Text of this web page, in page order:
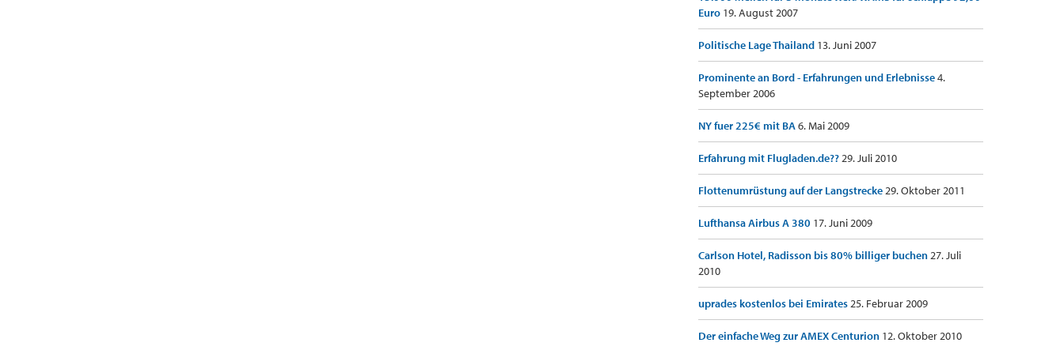
Euro 19. August 2007
Politische Lage Thailand 13. Juni 2007
Prominente an Bord - Erfahrungen und Erlebnisse4.
September 2006
NY fuer 225€ mit BA6. Mai 2009
Erfahrung mit Flugladen.de??29. Juli 2010
Flottenumrüstung auf der Langstrecke29. Oktober 2011
Lufthansa Airbus A 380 17. Juni 2009
Carlson Hotel, Radisson bis 80% billiger buchen27. Juli
2010
uprades kostenlos bei Emirates25. Februar 2009
Der einfache Weg zur AMEX Centurion 12. Oktober 2010